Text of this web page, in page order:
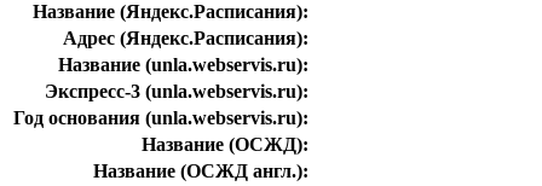
Название (Яндекс.Расписания):
Адрес (Яндекс.Расписания):
Название (unla.webservis.ru):
Экспресс-3 (unla.webservis.ru):
Год основания (unla.webservis.ru):
Название (ОСЖД):
Название (ОСЖД англ.):